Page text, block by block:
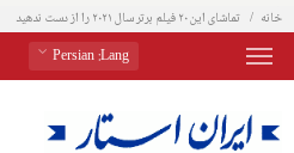
خانه تماشای این ۲۰ فیلم برتر سال ۲۰۲۱ را از دست ندهید
Lang
: Persian